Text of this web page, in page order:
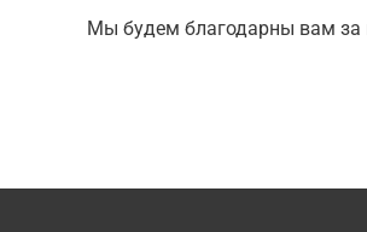
Мы будем благодарны вам за